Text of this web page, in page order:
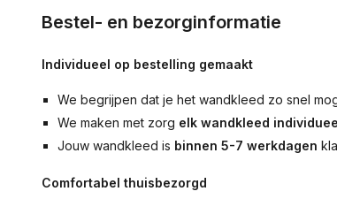
Bestel- en bezorginformatie
Individueel op bestelling gemaakt
We begrijpen dat je het wandkleed zo snel
We maken met zorg elk wandkleed
Jouw wandkleed is binnen 5-7 werkdagen
Comfortabel thuisbezorgd